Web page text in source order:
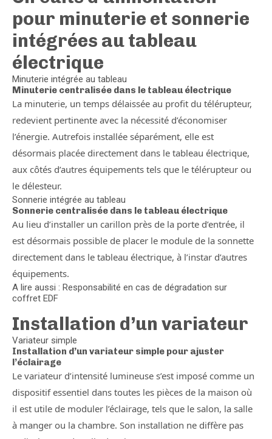
pour minuterie et sonnerie
intégrées au tableau
électrique
Minuterie intégrée au tableau
Minuterie centralisée dans le tableau électrique
La minuterie, un temps délaissée au profit du télérupteur,
redevient pertinente avec la nécessité d’économiser
l’énergie. Autrefois installée séparément, elle est
désormais placée directement dans le tableau électrique,
aux côtés d’autres équipements tels que le télérupteur ou
le délesteur.
Sonnerie intégrée au tableau
Sonnerie centralisée dans le tableau électrique
Au lieu d’installer un carillon près de la porte d’entrée, il
est désormais possible de placer le module de la sonnette
directement dans le tableau électrique, à l’instar d’autres
équipements.
A lire aussi : Responsabilité en cas de dégradation sur
coffret EDF
Installation d’un variateur
Variateur simple
Installation d’un variateur simple pour ajuster
l’éclairage
Le variateur d’intensité lumineuse s’est imposé comme un
dispositif essentiel dans toutes les pièces de la maison où
il est utile de moduler l’éclairage, tels que le salon, la salle
à manger ou la chambre. Son installation ne diffère pas